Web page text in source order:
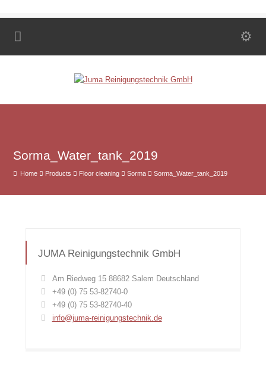
Sorma_Water_tank_2019
Home Products Floor cleaning Sorma Sorma_Water_tank_2019
JUMA Reinigungstechnik GmbH
Am Riedweg 15 88682 Salem Deutschland
+49 (0) 75 53-82740-0
+49 (0) 75 53-82740-40
info@juma-reinigungstechnik.de